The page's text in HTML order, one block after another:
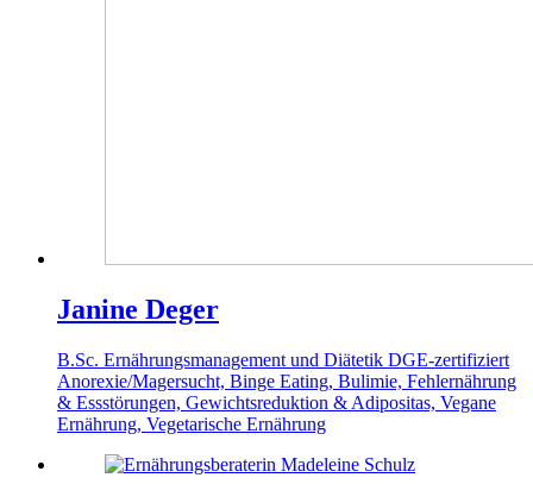
Janine Deger
B.Sc. Ernährungsmanagement und Diätetik DGE-zertifiziert
Anorexie/Magersucht, Binge Eating, Bulimie, Fehlernährung
& Essstörungen, Gewichtsreduktion & Adipositas, Vegane
Ernährung, Vegetarische Ernährung